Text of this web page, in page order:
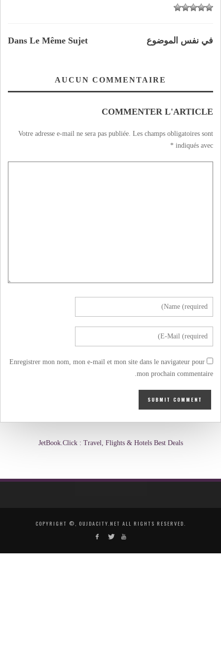
Dans Le Même Sujet في نفس الموضوع
AUCUN COMMENTAIRE
COMMENTER L'ARTICLE
Votre adresse e-mail ne sera pas publiée. Les champs obligatoires sont
indiqués avec
*
Enregistrer mon nom, mon e-mail et mon site dans le navigateur pour
mon prochain commentaire.
JetBook.Click : Travel, Flights & Hotels Best Deals
COPYRIGHT ©, OUJDACITY.NET ALL RIGHTS RESERVED.